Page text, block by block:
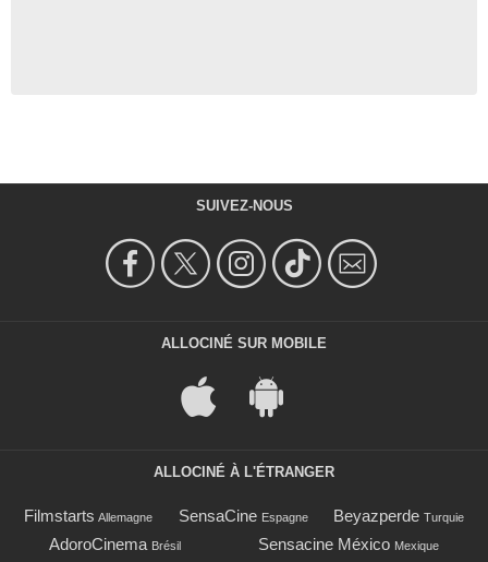
SUIVEZ-NOUS
ALLOCINÉ SUR MOBILE
ALLOCINÉ À L'ÉTRANGER
Filmstarts Allemagne SensaCine Espagne Beyazperde Turquie
AdoroCinema Brésil Sensacine México Mexique